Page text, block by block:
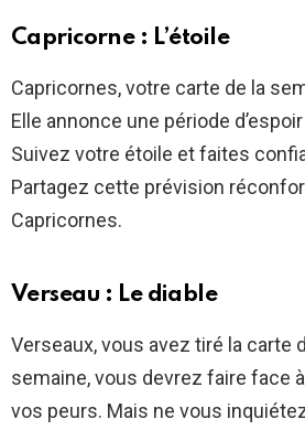
Capricorne : L’étoile
Capricornes, votre carte de la
Elle annonce une période
Suivez votre étoile et faites
Partagez cette prévision
Capricornes.
Verseau : Le diable
Verseaux, vous avez tiré la carte
semaine, vous devrez faire face
vos peurs. Mais ne vous